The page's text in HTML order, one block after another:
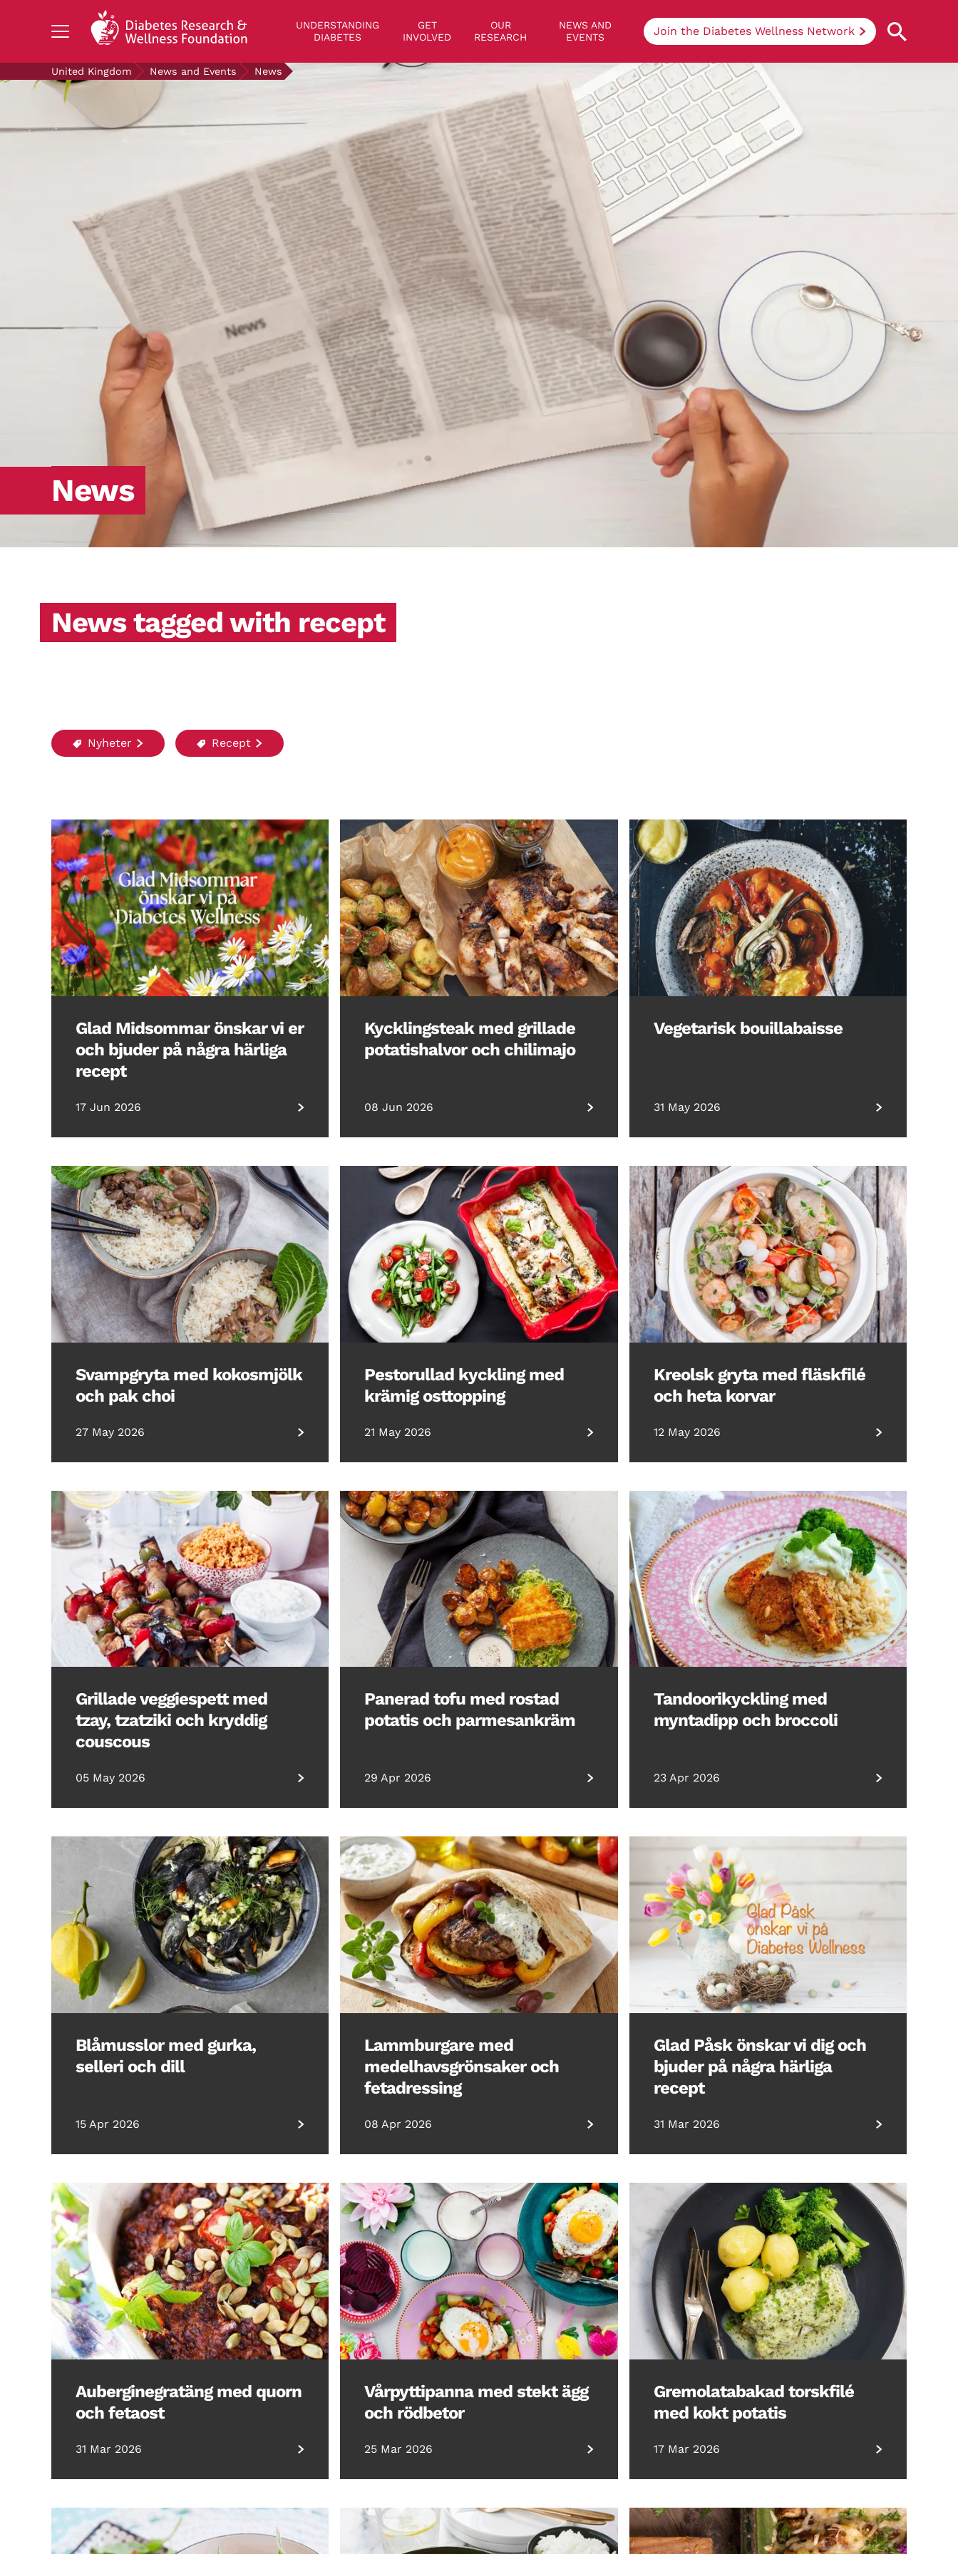
UNDERSTANDING
DIABETES
GET
INVOLVED
OUR
RESEARCH
NEWS AND
EVENTS
Join the Diabetes Wellness Network
UNDERSTANDING DIABETES
NEWS AND EVENTS
ABOUT US
Join the Diabetes Wellness Network
Understanding Diabetes
Learn more about the different types of
diabetes, their causes, treatments, how
to handle being newly diagnosed, and
how we can support you at DRWF.
Search Diabetes Research & Wellness Foundation
United Kingdom News and Events News
News
News tagged with recept
Nyheter Recept
Glad Midsommar önskar vi er
och bjuder på några härliga
recept
17 Jun 2026
Kycklingsteak med grillade
potatishalvor och chilimajo
08 Jun 2026
Vegetarisk bouillabaisse
31 May 2026
Svampgryta med kokosmjölk
och pak choi
27 May 2026
Pestorullad kyckling med
krämig osttopping
21 May 2026
Kreolsk gryta med fläskfilé
och heta korvar
12 May 2026
Grillade veggiespett med
tzay, tzatziki och kryddig
couscous
05 May 2026
Panerad tofu med rostad
potatis och parmesankräm
29 Apr 2026
Tandoorikyckling med
myntadipp och broccoli
23 Apr 2026
Blåmusslor med gurka,
selleri och dill
15 Apr 2026
Lammburgare med
medelhavsgrönsaker och
fetadressing
08 Apr 2026
Glad Påsk önskar vi dig och
bjuder på några härliga
recept
31 Mar 2026
Auberginegratäng med quorn
och fetaost
31 Mar 2026
Vårpyttipanna med stekt ägg
och rödbetor
25 Mar 2026
Gremolatabakad torskfilé
med kokt potatis
17 Mar 2026